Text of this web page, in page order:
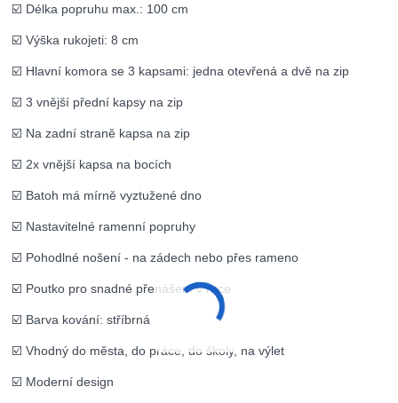
☑️ Délka popruhu max.: 100 cm
☑️ Výška rukojeti: 8 cm
☑️ Hlavní komora se 3 kapsami: jedna otevřená a dvě na zip
☑️ 3 vnější přední kapsy na zip
☑️ Na zadní straně kapsa na zip
☑️ 2x vnější kapsa na bocích
☑️ Batoh má mírně vyztužené dno
☑️ Nastavitelné ramenní popruhy
☑️ Pohodlné nošení - na zádech nebo přes rameno
☑️ Poutko pro snadné přenášení v ruce
☑️ Barva kování: stříbrná
☑️ Vhodný do města, do práce, do školy, na výlet
☑️ Moderní design